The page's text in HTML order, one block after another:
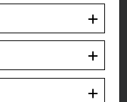
In den letzten
die
deutlich
sind